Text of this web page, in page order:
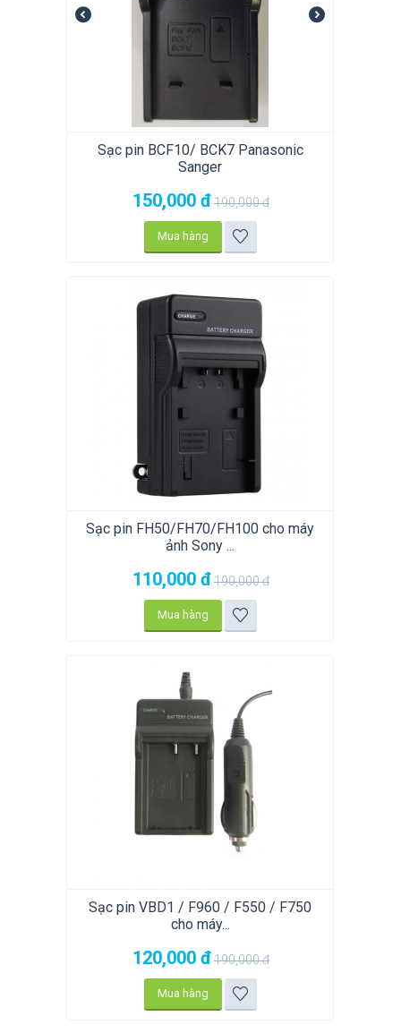
Sạc pin BCF10/ BCK7 Panasonic
Sanger
150,000 đ190,000đ
Mua hàng
Sạc pin FH50/FH70/FH100 cho máy
ảnh Sony ...
110,000 đ190,000đ
Mua hàng
Sạc pin VBD1 / F960 / F550 / F750
cho máy...
120,000 đ190,000đ
Mua hàng